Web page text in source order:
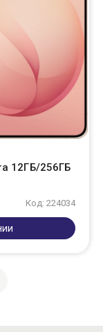
12ГБ/256ГБ
Код: 224034